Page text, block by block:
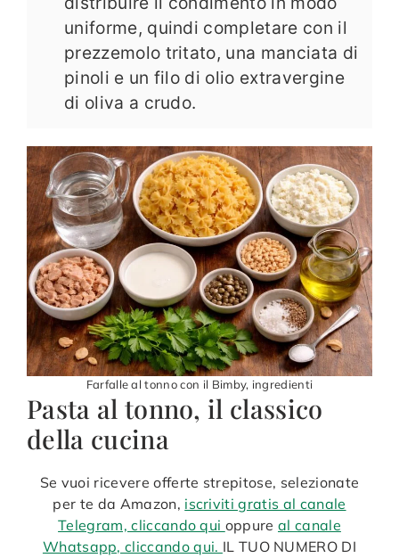
uniforme, quindi completare con il
prezzemolo tritato, una manciata di
pinoli e un filo di olio extravergine
di oliva a crudo.
Farfalle al tonno con il Bimby, ingredienti
Pasta al tonno, il classico
della cucina
Se vuoi ricevere offerte strepitose, selezionate
per te da Amazon, iscriviti gratis al canale
Telegram, cliccando qui oppureal canale
Whatsapp, cliccando qui. IL TUO NUMERO DI